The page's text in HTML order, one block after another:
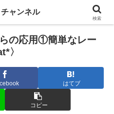
の応用①簡単なレー
〉
はてブ
コピー
ャンネル
検索